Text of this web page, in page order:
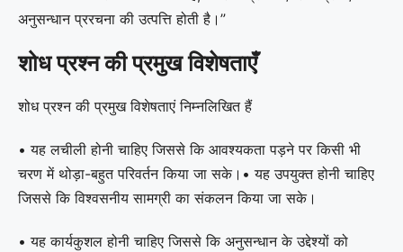
अनुसन्धान प्ररचना की उत्पत्ति होती है।”
शोध प्रश्न की प्रमुख विशेषताएँ
शोध प्रश्न की प्रमुख विशेषताएं निम्नलिखित हैं
• यह लचीली होनी चाहिए जिससे कि आवश्यकता पड़ने पर किसी भी
चरण में थोड़ा-बहुत परिवर्तन किया जा सके।• यह उपयुक्त होनी चाहिए
जिससे कि विश्वसनीय सामग्री का संकलन किया जा सके।
• यह कार्यकुशल होनी चाहिए जिससे कि अनुसन्धान के उद्देश्यों को